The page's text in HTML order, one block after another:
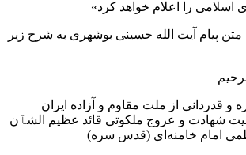
را اعلام خواهد کرد»
متن پیام آیت الله حسینی بوشهری به شرح زیر
و قدردانی از ملت مقاوم و آزاده ایران
شهادت و عروج ملکوتی قائد عظیم الشٱن
امام خامنه‌ای (قدس سره)